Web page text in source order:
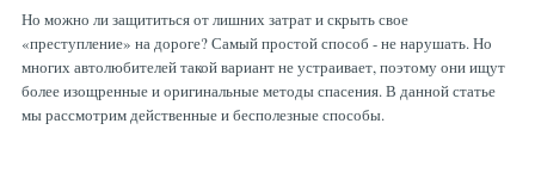
Но можно ли защититься от лишних затрат и скрыть свое
«преступление» на дороге? Самый простой способ - не нарушать. Но
многих автолюбителей такой вариант не устраивает, поэтому они ищут
более изощренные и оригинальные методы спасения. В данной статье
мы рассмотрим действенные и бесполезные способы.